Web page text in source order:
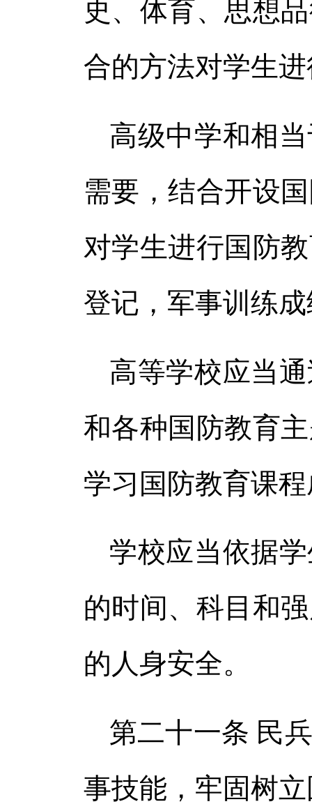
史、体育、思想
合的方法对学生
高级中学和相
需要，结合开设
对学生进行国防
登记，军事训练
高等学校应当
和各种国防教育
学习国防教育课
学校应当依据
的时间、科目和
的人身安全。
第二十一条 民
事技能，牢固树